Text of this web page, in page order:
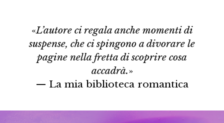
«L’autore ci regala anche momenti di
suspense, che ci spingono a divorare le
pagine nella fretta di scoprire cosa
accadrà.»
— La mia biblioteca romantica